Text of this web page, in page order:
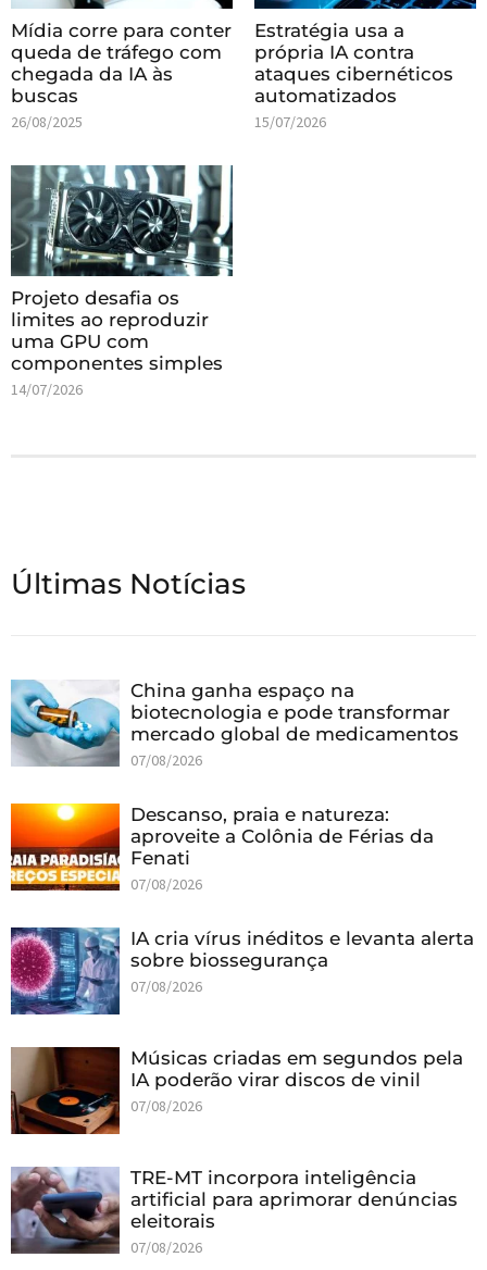
Mídia corre para conter
queda de tráfego com
chegada da IA às
buscas
26/08/2025
Estratégia usa a
própria IA contra
ataques cibernéticos
automatizados
15/07/2026
Projeto desafia os
limites ao reproduzir
uma GPU com
componentes simples
14/07/2026
Últimas Notícias
China ganha espaço na
biotecnologia e pode transformar
mercado global de medicamentos
07/08/2026
Descanso, praia e natureza:
aproveite a Colônia de Férias da
Fenati
07/08/2026
IA cria vírus inéditos e levanta alerta
sobre biossegurança
07/08/2026
Músicas criadas em segundos pela
IA poderão virar discos de vinil
07/08/2026
TRE-MT incorpora inteligência
artificial para aprimorar denúncias
eleitorais
07/08/2026